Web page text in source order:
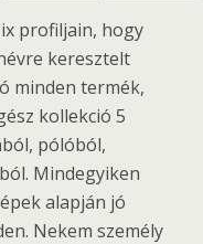
profiljain, hogy
keresztelt
minden termék,
kollekció 5
pólóból,
Mindegyiken
alapján jó
Nekem személy